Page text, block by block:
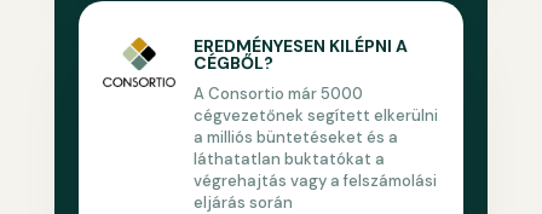
EREDMÉNYESEN KILÉPNI A
CÉGBŐL?
A Consortio már 5000
cégvezetőnek segített elkerülni
a milliós büntetéseket és a
láthatatlan buktatókat a
végrehajtás vagy a felszámolási
eljárás során